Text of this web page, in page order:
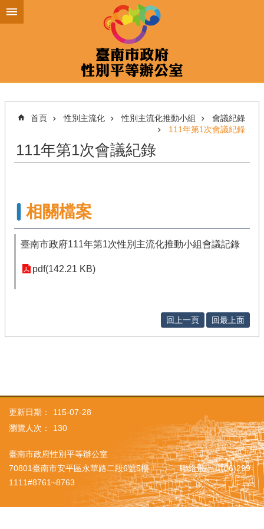
跳到主要內容區塊
首頁 性別主流化 性別主流化推動小組
會議紀錄
111年第1次會議紀錄
111年第1次會議紀錄
相關檔案
臺南市政府111年第1次性別主流化推動小組會議記錄
pdf(142.21 KB)
回上一頁 回最上面
更新日期：
115-07-28
瀏覽人次：
130
臺南市政府性別平等辦公室
70801臺南市安平區永華路二段6號5樓 聯絡電話：(06)299-
1111#8761~8763